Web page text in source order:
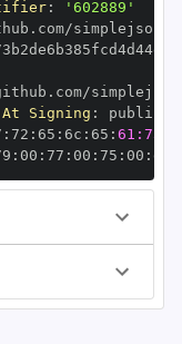
:
'602889'
simplejson/
Signing :
: 72 : 65 : 6c : 65 :
: 00 : 77 : 00 : 75 : 00 : dd